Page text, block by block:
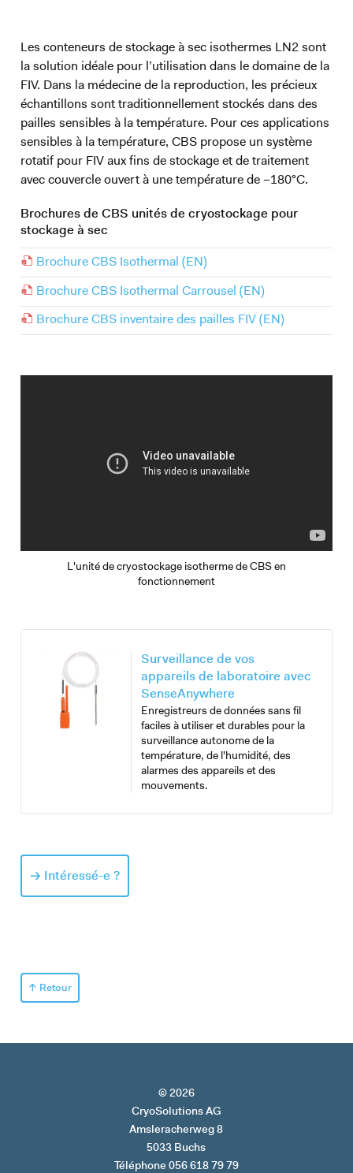
Les conteneurs de stockage à sec isothermes LN2 sont
la solution idéale pour l’utilisation dans le domaine de la
FIV. Dans la médecine de la reproduction, les précieux
échantillons sont traditionnellement stockés dans des
pailles sensibles à la température. Pour ces applications
sensibles à la température, CBS propose un système
rotatif pour FIV aux fins de stockage et de traitement
avec couvercle ouvert à une température de –180°C.
Brochures de CBS unités de cryostockage pour
stockage à sec
Brochure CBS Isothermal (EN)
Brochure CBS Isothermal Carrousel (EN)
Brochure CBS inventaire des pailles FIV (EN)
L'unité de cryostockage isotherme de CBS en
fonctionnement
Surveillance de vos
appareils de laboratoire avec
SenseAnywhere
Enregistreurs de données sans fil
faciles à utiliser et durables pour la
surveillance autonome de la
température, de l'humidité, des
alarmes des appareils et des
mouvements.
Intéressé-e ?
Retour
© 2026
CryoSolutions AG
Amsleracherweg 8
5033 Buchs
Téléphone 056 618 79 79